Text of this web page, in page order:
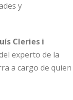
y
Cleries i
experto de la
a cargo de quien